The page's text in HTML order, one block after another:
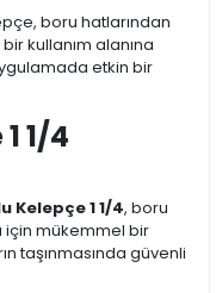
boru hatlarından
kullanım alanına
etkin bir
1/4
Kelepçe 1 1/4, boru
için mükemmel bir
taşınmasında güvenli